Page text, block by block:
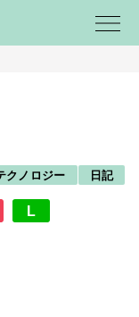
クノロジー 日記
L